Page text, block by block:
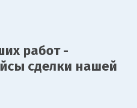
работ -
сделки нашей